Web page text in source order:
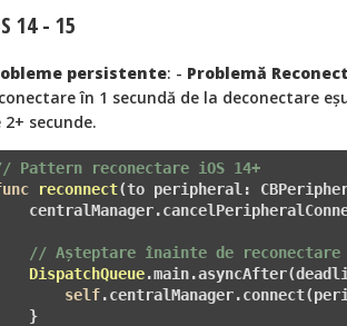
14 - 15
persistente: - Problemă
în 1 secundă de la deconectare
2+ secunde.
Pattern reconectare iOS 14+
reconnect(to peripheral:
// Așteptare înainte de reconectare
DispatchQueue
self
}